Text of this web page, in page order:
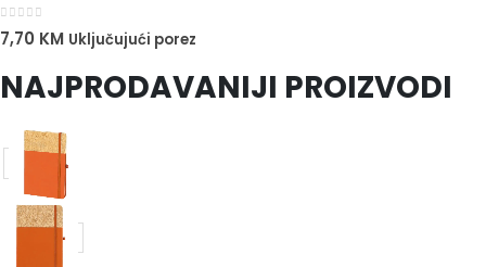
0out of 5
7,70 KM Uključujući porez
NAJPRODAVANIJI PROIZVODI